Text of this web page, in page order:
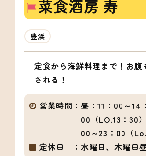
菜食酒房 寿
豊浜
定食から海鮮料理まで！お腹
される！
営業時間： 昼：11：00～14：
00（LO.13：30
00～23：00（
定休日 ： 水曜日、木曜日